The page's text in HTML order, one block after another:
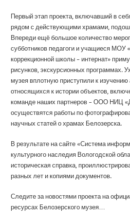
Первый этап проекта, включавший в
рядом с действующими храмами,
Впереди ещё большое количество
субботников педагоги и учащиеся МОУ
коррекционной школы – интернат»
рисунков, экскурсионных программах.
музея вплотную приступили к
относящихся к истории объектов,
команде наших партнеров – ООО НИЦ
осуществятся работы по
научных статей о храмах Белозерска.
В результате на сайте «Система
культурного наследия Вологодской
историческая справка,
разных лет и копиями документов.
Следите за новостями проекта на
ресурсах Белозерского музея…